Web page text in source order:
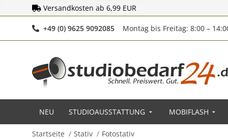
Versandkosten ab 6,99 EUR
+49 (0) 9625 9092085Telefonnummer
Montag bis Freitag: 8:00 –
NEU STUDIOAUSSTATTUNG MOBIFLASH
Startseite Stativ Fotostativ